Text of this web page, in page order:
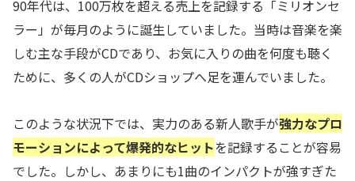
90年代は、100万枚を超える売上を記録する「ミリオンセ
ラー」が毎月のように誕生していました。当時は音楽を楽
しむ主な手段がCDであり、お気に入りの曲を何度も聴く
ために、多くの人がCDショップへ足を運んでいました。
このような状況下では、実力のある新人歌手が強力なプロ
モーションによって爆発的なヒットを記録することが容易
でした。しかし、あまりにも1曲のインパクトが強すぎた